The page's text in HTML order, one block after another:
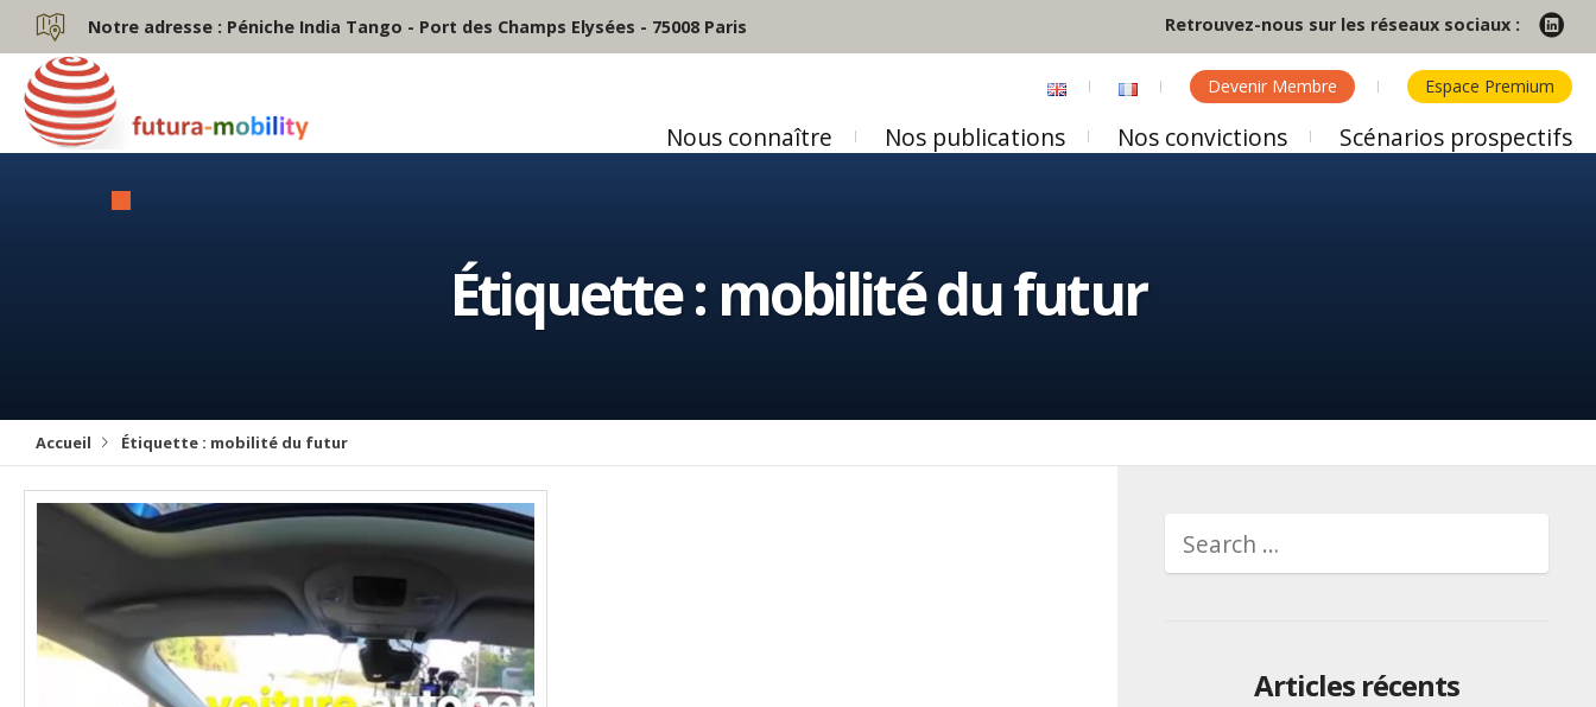
Notre adresse : Péniche India Tango - Port des Champs Elysées - 75008 Paris Retrouvez-nous sur les réseaux sociaux :
Devenir Membre Espace Premium
Nous connaître Nos publications Nos convictions Scénarios prospectifs
Étiquette : mobilité du futur
Accueil Étiquette : mobilité du futur
Articles récents